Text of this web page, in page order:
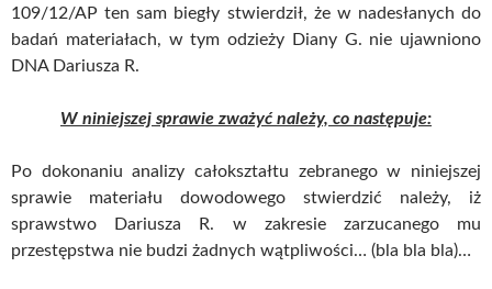
109/12/AP ten sam biegły stwierdził, że w nadesłanych do
badań materiałach, w tym odzieży Diany G. nie ujawniono
DNA Dariusza R.
W niniejszej sprawie zważyć należy, co następuje:
Po dokonaniu analizy całokształtu zebranego w niniejszej
sprawie materiału dowodowego stwierdzić należy, iż
sprawstwo Dariusza R. w zakresie zarzucanego mu
przestępstwa nie budzi żadnych wątpliwości… (bla bla bla)…